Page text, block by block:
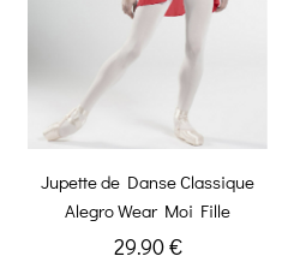
Jupette de Danse Classique
Alegro Wear Moi Fille
29.90 €